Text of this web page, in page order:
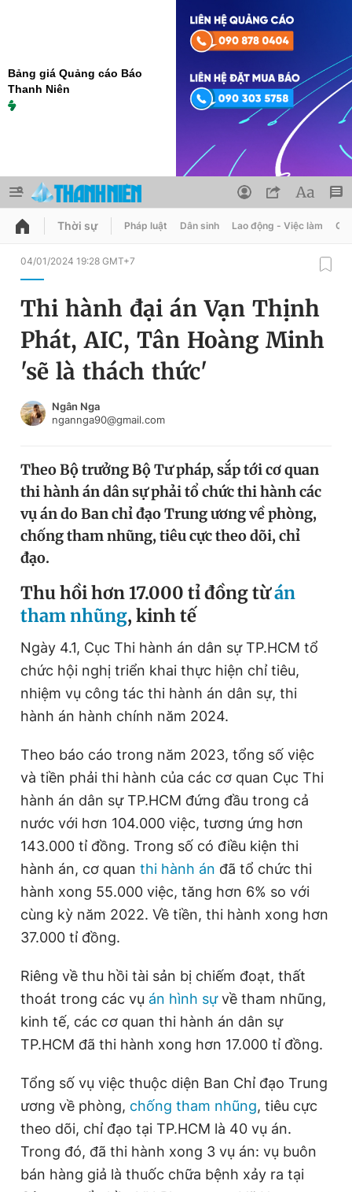
Bảng giá Quảng cáo Báo
Thanh Niên
QUẢNG CÁO
Chuyên mục
Chuyên mục khác
Chào ngày mới
Tin 360
Video Magazine
Sản phẩm khác
Tiện ích Bạn cần biết
Thông tin tòa soạn Liên hệ quảng cáo
Đọc Thanh Niên trên điện thoại
Theo dõi báo trên
Hotline
0906 645 777
Liên hệ quảng cáo
0908 780 404
Tổng biên tập: Nguyễn Ngọc Toàn
Phó tổng biên tập thường trực: Hải Thành
Phó tổng biên tập: Lâm Hiếu Dũng
Phó tổng biên tập: Trần Việt Hưng
Tổng thư ký tòa soạn: Đức Trung
Giấy phép xuất bản số 110/GP - BTTTT cấp ngày 24.3.2020
© 2003-2026 Bản quyền thuộc về Báo Thanh Niên. Cấm sao
chép dưới mọi hình thức nếu không có sự chấp thuận bằng văn
bản. Phát triển bởi ePi Technologies, JSC.
Đổi mật khẩu
Tin đã lưu
Đăng xuất
Thời sự Pháp luật Dân sinh Lao động - Việc làm
04/01/2024 19:28 GMT+7
Thi hành đại án Vạn Thịnh
Phát, AIC, Tân Hoàng Minh
'sẽ là thách thức'
Ngân Nga
ngannga90@gmail.com
Theo Bộ trưởng Bộ Tư pháp, sắp tới cơ quan
thi hành án dân sự phải tổ chức thi hành các
vụ án do Ban chỉ đạo Trung ương về phòng,
chống tham nhũng, tiêu cực theo dõi, chỉ
đạo.
Thu hồi hơn 17.000 tỉ đồng từán
tham nhũng, kinh tế
Ngày 4.1, Cục Thi hành án dân sự TP.HCM tổ
chức hội nghị triển khai thực hiện chỉ tiêu,
nhiệm vụ công tác thi hành án dân sự, thi
hành án hành chính năm 2024.
Theo báo cáo trong năm 2023, tổng số việc
và tiền phải thi hành của các cơ quan Cục Thi
hành án dân sự TP.HCM đứng đầu trong cả
nước với hơn 104.000 việc, tương ứng hơn
143.000 tỉ đồng. Trong số có điều kiện thi
hành án, cơ quan thi hành án đã tổ chức thi
hành xong 55.000 việc, tăng hơn 6% so với
cùng kỳ năm 2022. Về tiền, thi hành xong hơn
37.000 tỉ đồng.
Riêng về thu hồi tài sản bị chiếm đoạt, thất
thoát trong các vụ án hình sựvề tham nhũng,
kinh tế, các cơ quan thi hành án dân sự
TP.HCM đã thi hành xong hơn 17.000 tỉ đồng.
Tổng số vụ việc thuộc diện Ban Chỉ đạo Trung
ương về phòng, chống tham nhũng, tiêu cực
theo dõi, chỉ đạo tại TP.HCM là 40 vụ án.
Trong đó, đã thi hành xong 3 vụ án: vụ buôn
bán hàng giả là thuốc chữa bệnh xảy ra tại